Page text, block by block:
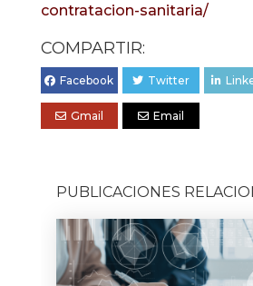
contratacion-sanitaria/
COMPARTIR:
Facebook Twitter
Gmail Email
PUBLICACIONES